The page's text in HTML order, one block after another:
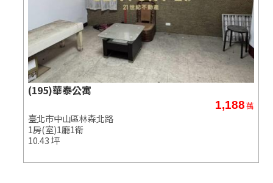
美堤花園樹海三房
3,480萬
臺北市中山區敬業三路
3房(室)2廳2衛
43.29 坪